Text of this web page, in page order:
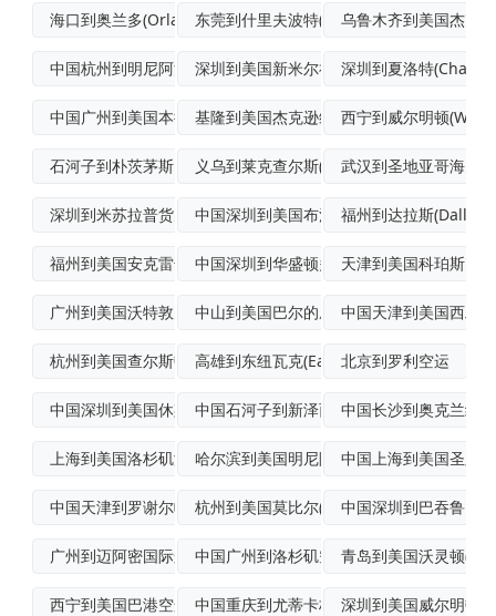
海口到奥兰多(Orlando)空海联运东莞到什里夫波特(Shreveport)乌鲁木齐到美国杰克
中国杭州到明尼阿波利斯(Minneapo深圳到美国新米尔福德拼箱海运
深圳到夏洛特
中国广州到美国本德(Bend)空运门到门
基隆到美国杰克逊维尔FCL海运
西宁到威尔明顿
石河子到朴茨茅斯国际空运专线义乌到莱克查尔斯(LakeCharles
武汉到圣地亚哥海空
深圳到米苏拉普货空运中国深圳到美国布法罗(Buffalo)海
福州到达拉斯(Dallas)
福州到美国安克雷奇(Anchorage)中国深圳到华盛顿多式联运天津到美国科珀斯克
广州到美国沃特敦空运物流专线中山到美国巴尔的摩(Baltimore)
中国天津到美国西雅
杭州到美国查尔斯顿国际空运专线高雄到东纽瓦克(EastNewark)海
北京到罗利空运
中国深圳到美国休斯敦跨境联运中国石河子到新泽西空运快递中国长沙到奥克兰经
上海到美国洛杉矶海洋运输哈尔滨到美国明尼阿波利斯国际快递
中国上海到美国圣路
中国天津到罗谢尔帕克国际海运杭州到美国莫比尔(Mobile)国际空运
中国深圳到巴吞鲁日
广州到迈阿密国际航空货运中国广州到洛杉矶空运快递青岛到美国沃灵顿
西宁到美国巴港空运 中国重庆到尤蒂卡标准空运深圳到美国威尔明顿